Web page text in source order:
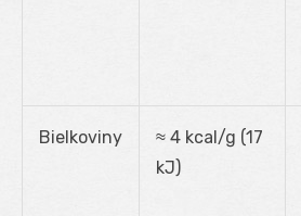
Bielkoviny
≈ 4 kcal/g (17
kJ)